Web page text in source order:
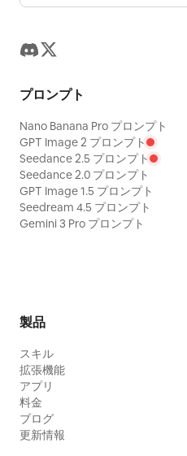
プロンプト
Nano Banana Pro プロンプト
GPT Image 2 プロンプト
Seedance 2.5 プロンプト
Seedance 2.0 プロンプト
GPT Image 1.5 プロンプト
Seedream 4.5 プロンプト
Gemini 3 Pro プロンプト
製品
スキル
拡張機能
アプリ
料金
ブログ
更新情報